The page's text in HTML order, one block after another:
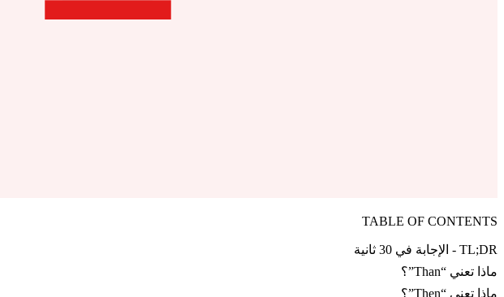
TABLE OF CONTENTS
TL;DR - الإجابة في 30 ثانية
ماذا تعني “Than”؟
ماذا تعني “Then”؟